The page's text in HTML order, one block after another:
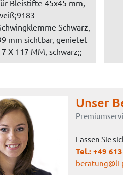
Bleistifte 45x45 mm,
-
Schwarz,
mm sichtbar, genietet
X 117 MM, schwarz;;
Unser
Lassen Sie
Tel.: +49